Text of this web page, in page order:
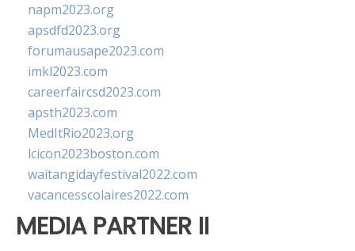
napm2023.org
apsdfd2023.org
forumausape2023.com
imkl2023.com
careerfaircsd2023.com
apsth2023.com
MedItRio2023.org
lcicon2023boston.com
waitangidayfestival2022.com
vacancesscolaires2022.com
MEDIA PARTNER II